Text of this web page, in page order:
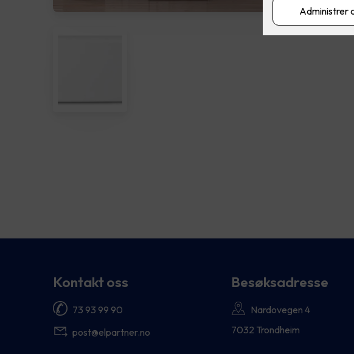
Kontakt oss
73 93 99 90
post@elpartner.no
Besøksadresse
Nardovegen 4
7032 Trondheim